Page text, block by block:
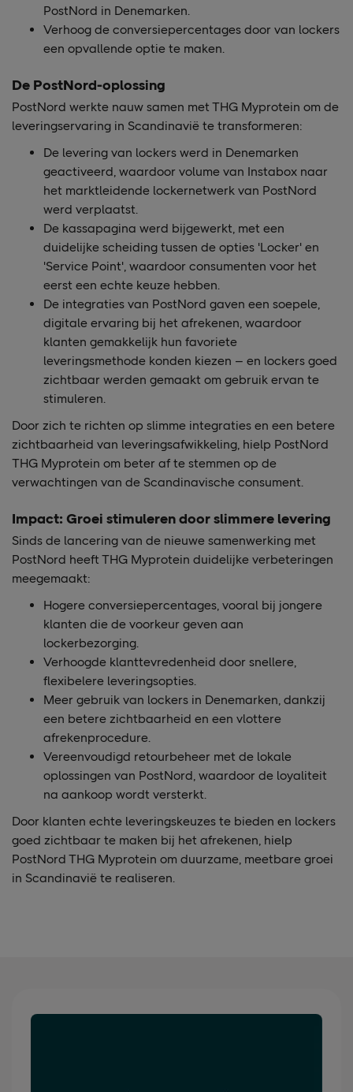
PostNord in Denemarken.
Verhoog de conversiepercentages door van lockers
een opvallende optie te maken.
De PostNord-oplossing
PostNord werkte nauw samen met THG Myprotein om de
leveringservaring in Scandinavië te transformeren:
De levering van lockers werd in Denemarken
geactiveerd, waardoor volume van Instabox naar
het marktleidende lockernetwerk van PostNord
werd verplaatst.
De kassapagina werd bijgewerkt, met een
duidelijke scheiding tussen de opties 'Locker' en
'Service Point', waardoor consumenten voor het
eerst een echte keuze hebben.
De integraties van PostNord gaven een soepele,
digitale ervaring bij het afrekenen, waardoor
klanten gemakkelijk hun favoriete
leveringsmethode konden kiezen – en lockers goed
zichtbaar werden gemaakt om gebruik ervan te
stimuleren.
Door zich te richten op slimme integraties en een betere
zichtbaarheid van leveringsafwikkeling, hielp PostNord
THG Myprotein om beter af te stemmen op de
verwachtingen van de Scandinavische consument.
Impact: Groei stimuleren door slimmere levering
Sinds de lancering van de nieuwe samenwerking met
PostNord heeft THG Myprotein duidelijke verbeteringen
meegemaakt:
Hogere conversiepercentages, vooral bij jongere
klanten die de voorkeur geven aan
lockerbezorging.
Verhoogde klanttevredenheid door snellere,
flexibelere leveringsopties.
Meer gebruik van lockers in Denemarken, dankzij
een betere zichtbaarheid en een vlottere
afrekenprocedure.
Vereenvoudigd retourbeheer met de lokale
oplossingen van PostNord, waardoor de loyaliteit
na aankoop wordt versterkt.
Door klanten echte leveringskeuzes te bieden en lockers
goed zichtbaar te maken bij het afrekenen, hielp
PostNord THG Myprotein om duurzame, meetbare groei
in Scandinavië te realiseren.